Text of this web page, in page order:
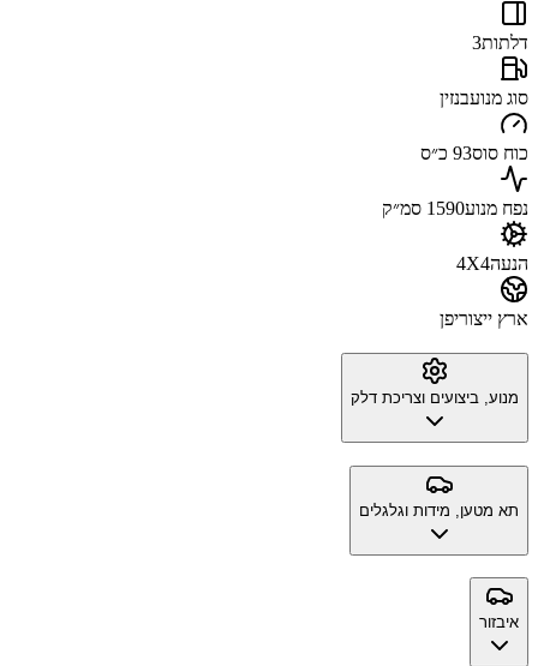
דלתות3
סוג מנועבנזין
כוח סוס93 כ״ס
נפח מנוע1590 סמ״ק
הנעה4X4
ארץ ייצוריפן
מנוע, ביצועים וצריכת דלק
תא מטען, מידות וגלגלים
איבזור